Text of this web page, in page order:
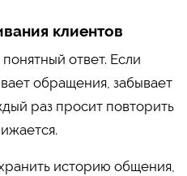
клиентов
ответ. Если
обращения, забывает
раз просит повторить
историю общения,